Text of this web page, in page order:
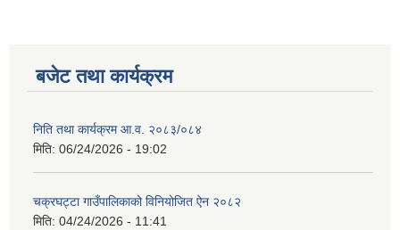
बजेट तथा कार्यक्रम
निति तथा कार्यक्रम आ‍.व. २०८३/०८४
मिति: 06/24/2026 - 19:02
चक्रघट्टा गाउँपालिकाको विनियोजित ऐन २०८२
मिति: 04/24/2026 - 11:41